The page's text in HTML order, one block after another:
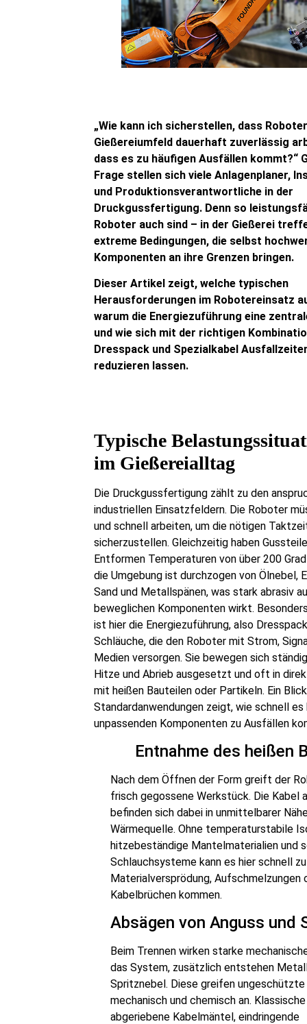
„Wie kann ich sicherstellen, dass
Gießereiumfeld dauerhaft zuverlässig
dass es zu häufigen Ausfällen kommt?“
Frage stellen sich viele Anlagenplaner,
und Produktionsverantwortliche in der
Druckgussfertigung. Denn so
Roboter auch sind – in der Gießerei
extreme Bedingungen, die selbst
Komponenten an ihre Grenzen bringen.
Dieser Artikel zeigt, welche typischen
Herausforderungen im Robotereinsatz
warum die Energiezuführung eine
und wie sich mit der richtigen
Dresspack und Spezialkabel
reduzieren lassen.
Typische
im Gießereialltag
Die Druckgussfertigung zählt zu den
industriellen Einsatzfeldern. Die Roboter
und schnell arbeiten, um die nötigen
sicherzustellen. Gleichzeitig haben
Entformen Temperaturen von über 200
die Umgebung ist durchzogen von Ölnebel,
Sand und Metallspänen, was stark abrasiv
beweglichen Komponenten wirkt.
ist hier die Energiezuführung, also
Schläuche, die den Roboter mit Strom,
Medien versorgen. Sie bewegen sich
Hitze und Abrieb ausgesetzt und oft in
mit heißen Bauteilen oder Partikeln. Ein
Standardanwendungen zeigt, wie schnell es
unpassenden Komponenten zu Ausfällen
Entnahme des heißen
Nach dem Öffnen der Form greift der
frisch gegossene Werkstück. Die Kabel
befinden sich dabei in unmittelbarer
Wärmequelle. Ohne temperaturstabile
hitzebeständige Mantelmaterialien und
Schlauchsysteme kann es hier schnell zu
Materialversprödung, Aufschmelzungen
Kabelbrüchen kommen.
Absägen von Anguss und
Beim Trennen wirken starke
das System, zusätzlich entstehen
Spritznebel. Diese greifen ungeschützte
mechanisch und chemisch an.
abgeriebene Kabelmäntel, eindringende